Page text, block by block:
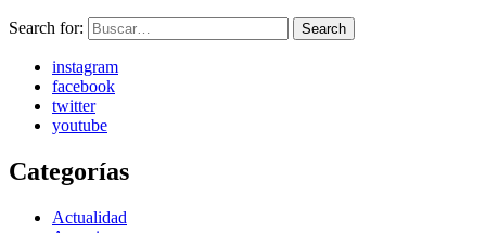
Search for: Search
instagram
facebook
twitter
youtube
Categorías
Actualidad